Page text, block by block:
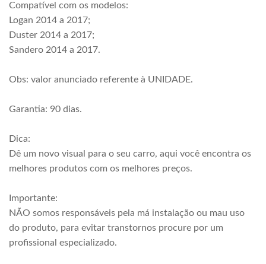
Compatível com os modelos:
Logan 2014 a 2017;
Duster 2014 a 2017;
Sandero 2014 a 2017.
Obs: valor anunciado referente à UNIDADE.
Garantia: 90 dias.
Dica:
Dê um novo visual para o seu carro, aqui você encontra os
melhores produtos com os melhores preços.
Importante:
NÃO somos responsáveis pela má instalação ou mau uso
do produto, para evitar transtornos procure por um
profissional especializado.